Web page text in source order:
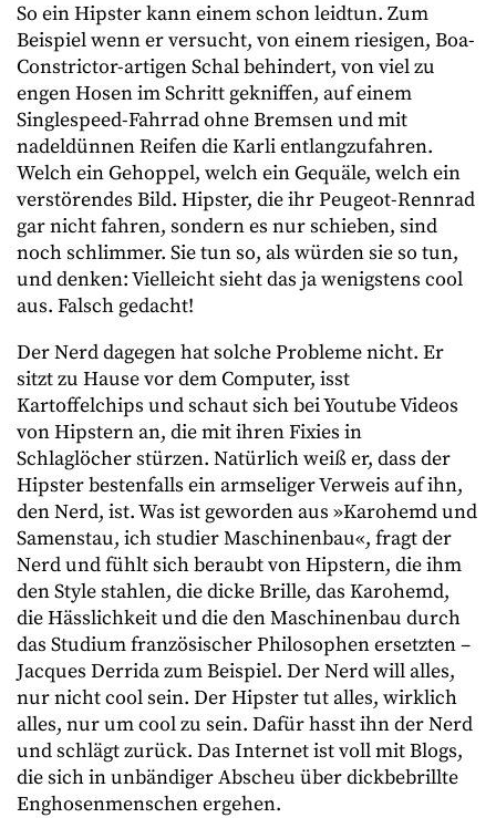
So ein Hipster kann einem schon leidtun. Zum
Beispiel wenn er versucht, von einem riesigen, Boa-
Constrictor-artigen Schal behindert, von viel zu
engen Hosen im Schritt gekniffen, auf einem
Singlespeed-Fahrrad ohne Bremsen und mit
nadeldünnen Reifen die Karli entlangzufahren.
Welch ein Gehoppel, welch ein Gequäle, welch ein
verstörendes Bild. Hipster, die ihr Peugeot-Rennrad
gar nicht fahren, sondern es nur schieben, sind
noch schlimmer. Sie tun so, als würden sie so tun,
und denken: Vielleicht sieht das ja wenigstens cool
aus. Falsch gedacht!
Der Nerd dagegen hat solche Probleme nicht. Er
sitzt zu Hause vor dem Computer, isst
Kartoffelchips und schaut sich bei Youtube Videos
von Hipstern an, die mit ihren Fixies in
Schlaglöcher stürzen. Natürlich weiß er, dass der
Hipster bestenfalls ein armseliger Verweis auf ihn,
den Nerd, ist. Was ist geworden aus »Karohemd und
Samenstau, ich studier Maschinenbau«, fragt der
Nerd und fühlt sich beraubt von Hipstern, die ihm
den Style stahlen, die dicke Brille, das Karohemd,
die Hässlichkeit und die den Maschinenbau durch
das Studium französischer Philosophen ersetzten –
Jacques Derrida zum Beispiel. Der Nerd will alles,
nur nicht cool sein. Der Hipster tut alles, wirklich
alles, nur um cool zu sein. Dafür hasst ihn der Nerd
und schlägt zurück. Das Internet ist voll mit Blogs,
die sich in unbändiger Abscheu über dickbebrillte
Enghosenmenschen ergehen.